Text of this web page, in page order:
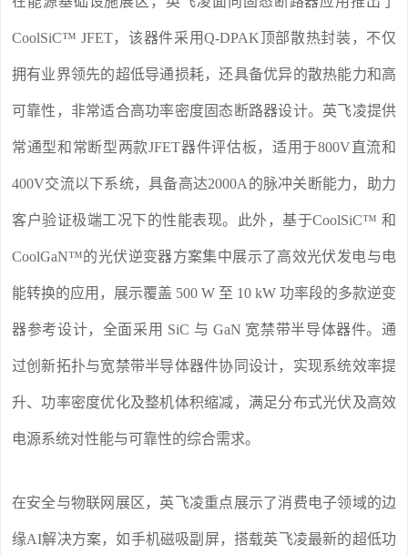
CoolSiC™ JFET，该器件采用Q-DPAK顶部散热封装，不仅
拥有业界领先的超低导通损耗，还具备优异的散热能力和高
可靠性，非常适合高功率密度固态断路器设计。英飞凌提供
常通型和常断型两款JFET器件评估板，适用于800V直流和
400V交流以下系统，具备高达2000A的脉冲关断能力，助力
客户验证极端工况下的性能表现。此外，基于CoolSiC™ 和
CoolGaN™的光伏逆变器方案集中展示了高效光伏发电与电
能转换的应用，展示覆盖 500 W 至 10 kW 功率段的多款逆变
器参考设计，全面采用 SiC 与 GaN 宽禁带半导体器件。通
过创新拓扑与宽禁带半导体器件协同设计，实现系统效率提
升、功率密度优化及整机体积缩减，满足分布式光伏及高效
电源系统对性能与可靠性的综合需求。
在安全与物联网展区，英飞凌重点展示了消费电子领域的边
缘AI解决方案，如手机磁吸副屏，搭载英飞凌最新的超低功